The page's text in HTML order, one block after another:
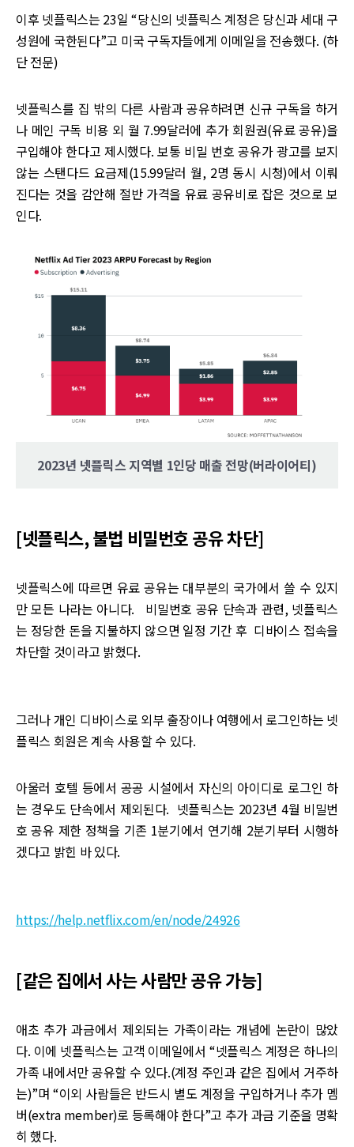
이후 넷플릭스는 23일 “당신의 넷플릭스 계정은 당신과 세대 구
성원에 국한된다”고 미국 구독자들에게 이메일을 전송했다. (하
단 전문)
넷플릭스를 집 밖의 다른 사람과 공유하려면 신규 구독을 하거
나 메인 구독 비용 외 월 7.99달러에 추가 회원권(유료 공유)을
구입해야 한다고 제시했다. 보통 비밀 번호 공유가 광고를 보지
않는 스탠다드 요금제(15.99달러 월, 2명 동시 시청)에서 이뤄
진다는 것을 감안해 절반 가격을 유료 공유비로 잡은 것으로 보
인다.
2023년 넷플릭스 지역별 1인당 매출 전망(버라이어티)
[넷플릭스, 불법 비밀번호 공유 차단]
넷플릭스에 따르면 유료 공유는 대부분의 국가에서 쓸 수 있지
만 모든 나라는 아니다. 비밀번호 공유 단속과 관련, 넷플릭스
는 정당한 돈을 지불하지 않으면 일정 기간 후 디바이스 접속을
차단할 것이라고 밝혔다.
그러나 개인 디바이스로 외부 출장이나 여행에서 로그인하는 넷
플릭스 회원은 계속 사용할 수 있다.
아울러 호텔 등에서 공공 시설에서 자신의 아이디로 로그인 하
는 경우도 단속에서 제외된다. 넷플릭스는 2023년 4월 비밀번
호 공유 제한 정책을 기존 1분기에서 연기해 2분기부터 시행하
겠다고 밝힌 바 있다.
https://help.netflix.com/en/node/24926
[같은 집에서 사는 사람만 공유 가능]
애초 추가 과금에서 제외되는 가족이라는 개념에 논란이 많았
다. 이에 넷플릭스는 고객 이메일에서 “넷플릭스 계정은 하나의
가족 내에서만 공유할 수 있다.(계정 주인과 같은 집에서 거주하
는)”며 “이외 사람들은 반드시 별도 계정을 구입하거나 추가 멤
버(extra member)로 등록해야 한다”고 추가 과금 기준을 명확
히 했다.